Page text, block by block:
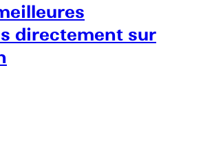
directement sur